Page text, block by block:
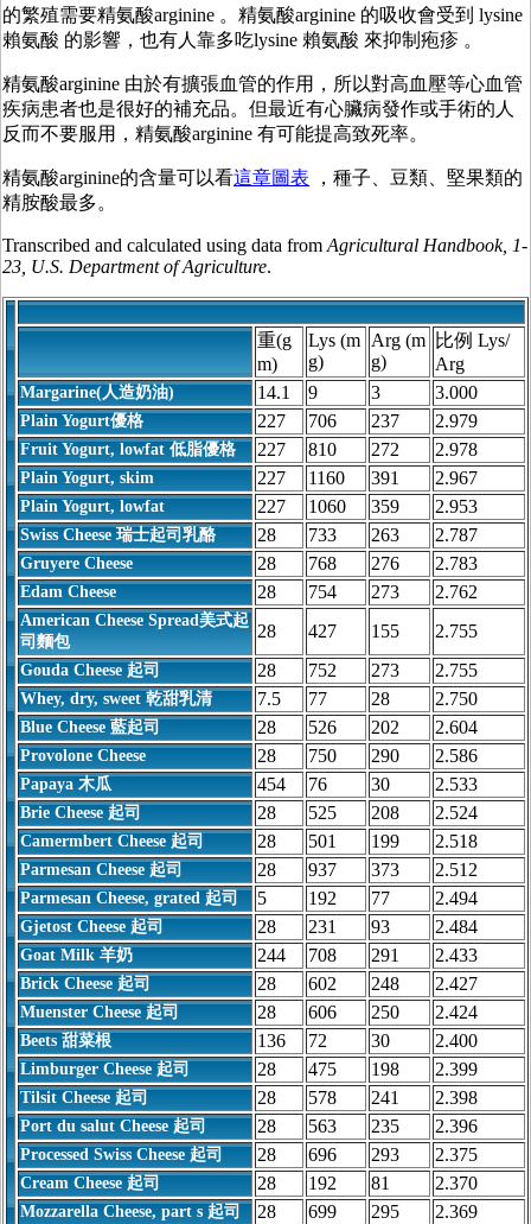
的繁殖需要精氨酸arginine 。 精氨酸arginine 的吸收會受到 lysine
賴氨酸 的影響，也有人靠多吃lysine 賴氨酸 來抑制疱疹 。
精氨酸arginine 由於有擴張血管的作用，所以對高血壓等心血管
疾病患者也是很好的補充品。但最近有心臟病發作或手術的人
反而不要服用， 精氨酸arginine 有可能提高致死率。
精氨酸arginine的含量可以看這章圖表 ，種子、豆類、堅果類的
精胺酸最多。
Transcribed and calculated using data fromAgricultural Handbook, 1-
23, U.S. Department of Agriculture.
重(g
m)
Lys (m
g)
Arg (m
g)
比例 Lys/
Arg
Margarine(人造奶油) 14.1 9 3 3.000
Plain Yogurt優格 227 706 237 2.979
Fruit Yogurt, lowfat 低脂優格 227 810 272 2.978
Plain Yogurt, skim 227 1160 391 2.967
Plain Yogurt, lowfat 227 1060 359 2.953
Swiss Cheese 瑞士起司乳酪 28 733 263 2.787
Gruyere Cheese 28 768 276 2.783
Edam Cheese 28 754 273 2.762
American Cheese Spread美式起
司麵包
28 427 155 2.755
Gouda Cheese 起司 28 752 273 2.755
Whey, dry, sweet 乾甜乳清 7.5 77 28 2.750
Blue Cheese 藍起司 28 526 202 2.604
Provolone Cheese 28 750 290 2.586
Papaya 木瓜 454 76 30 2.533
Brie Cheese 起司 28 525 208 2.524
Camermbert Cheese 起司 28 501 199 2.518
Parmesan Cheese 起司 28 937 373 2.512
Parmesan Cheese, grated 起司 5 192 77 2.494
Gjetost Cheese 起司 28 231 93 2.484
Goat Milk 羊奶 244 708 291 2.433
Brick Cheese 起司 28 602 248 2.427
Muenster Cheese 起司 28 606 250 2.424
Beets 甜菜根 136 72 30 2.400
Limburger Cheese 起司 28 475 198 2.399
Tilsit Cheese 起司 28 578 241 2.398
Port du salut Cheese 起司 28 563 235 2.396
Processed Swiss Cheese 起司 28 696 293 2.375
Cream Cheese 起司 28 192 81 2.370
Mozzarella Cheese, part s 起司 28 699 295 2.369